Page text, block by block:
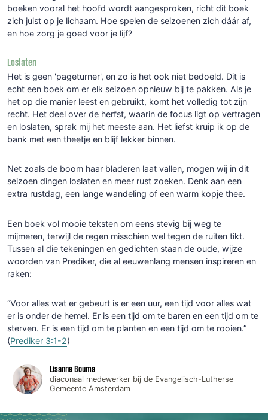
boeken vooral het hoofd wordt aangesproken, richt dit boek
zich juist op je lichaam. Hoe spelen de seizoenen zich dáár af,
en hoe zorg je goed voor je lijf?
Loslaten
Het is geen 'pageturner', en zo is het ook niet bedoeld. Dit is
echt een boek om er elk seizoen opnieuw bij te pakken. Als je
het op die manier leest en gebruikt, komt het volledig tot zijn
recht. Het deel over de herfst, waarin de focus ligt op vertragen
en loslaten, sprak mij het meeste aan. Het liefst kruip ik op de
bank met een theetje en blijf lekker binnen.
Net zoals de boom haar bladeren laat vallen, mogen wij in dit
seizoen dingen loslaten en meer rust zoeken. Denk aan een
extra rustdag, een lange wandeling of een warm kopje thee.
Een boek vol mooie teksten om eens stevig bij weg te
mijmeren, terwijl de regen misschien wel tegen de ruiten tikt.
Tussen al die tekeningen en gedichten staan de oude, wijze
woorden van Prediker, die al eeuwenlang mensen inspireren en
raken:
“Voor alles wat er gebeurt is er een uur, een tijd voor alles wat
er is onder de hemel. Er is een tijd om te baren en een tijd om te
sterven. Er is een tijd om te planten en een tijd om te rooien.”
(Prediker 3:1-2)
Lisanne Bouma
diaconaal medewerker bij de Evangelisch-Lutherse
Gemeente Amsterdam